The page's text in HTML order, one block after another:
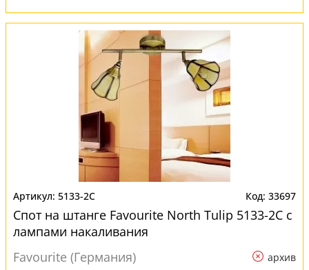
5133-2C 33697
Спот на штанге Favourite North Tulip 5133-2C с
лампами накаливания
Favourite (Германия)
архив